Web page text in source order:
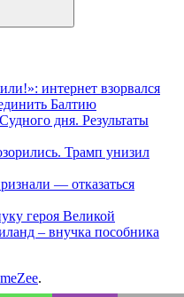
интернет взорвался
Балтию
дня. Результаты
Трамп унизил
— отказаться
героя Великой
– внучка пособника
.